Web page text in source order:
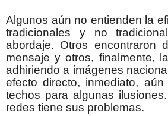
Algunos aún no entienden la
tradicionales y no
abordaje. Otros encontraron
mensaje y otros, finalmente,
adhiriendo a imágenes
efecto directo, inmediato,
techos para algunas
redes tiene sus problemas.